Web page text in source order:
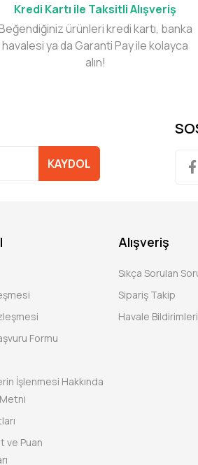
Kredi Kartı ile Taksitli Alışveriş
ürünleri kredi kartı, banka
havalesi ya da Garanti Pay ile kolayca
alın!
KAYDOL
Formu
İşlenmesi Hakkında
ve Puan
Alışveriş
Sıkça Sorulan
Sipariş Takip
Havale Bildirimleri